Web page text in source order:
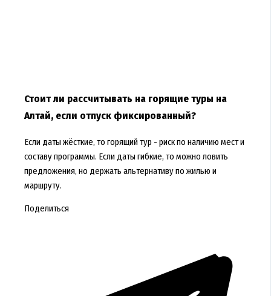
Стоит ли рассчитывать на горящие туры на
Алтай, если отпуск фиксированный?
Если даты жёсткие, то горящий тур - риск по наличию мест и
составу программы. Если даты гибкие, то можно ловить
предложения, но держать альтернативу по жилью и
маршруту.
Поделиться